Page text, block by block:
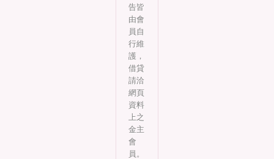
告皆
由會
員自
行維
護，
借貸
請洽
網頁
資料
上之
金主
會
員。